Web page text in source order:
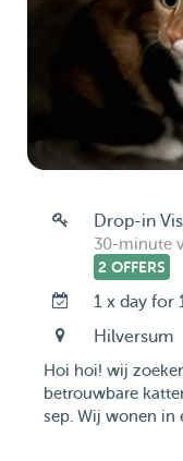
Drop-in
30-minute
2 OFFERS
1 x day for
Hilversum
Hoi hoi! wij
betrouwbare
sep. Wij wonen in